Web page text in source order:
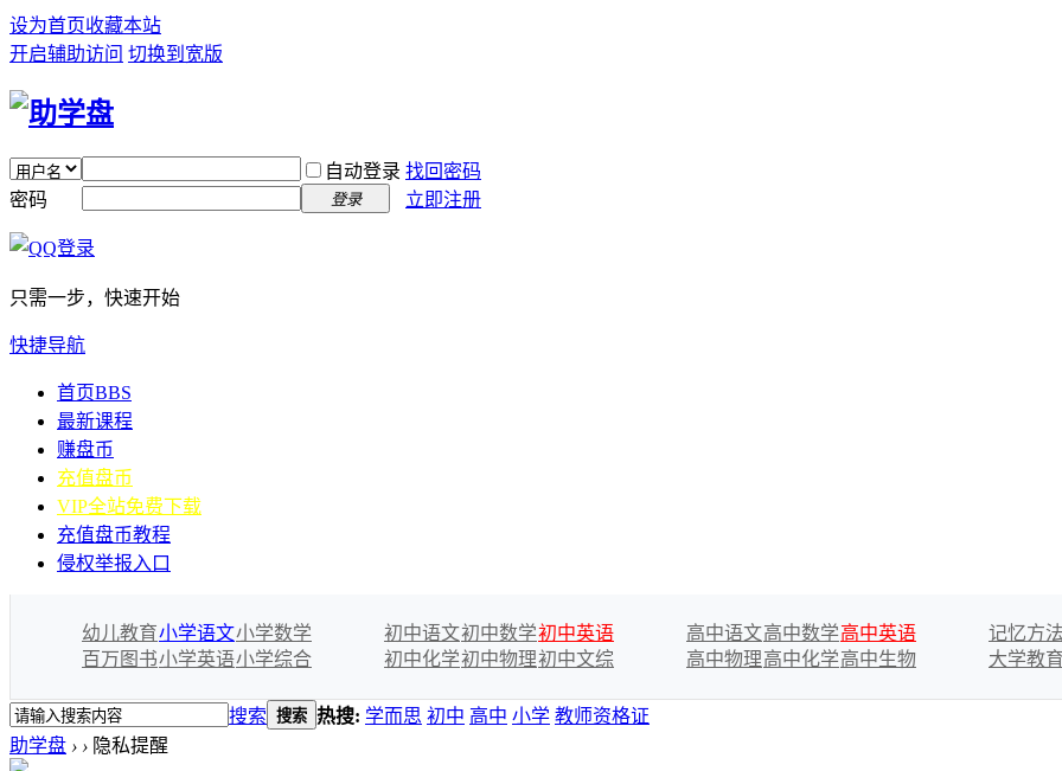
设为首页收藏本站
开启辅助访问 切换到宽版
自动登录 找回密码
密码
登录 立即注册
只需一步，快速开始
快捷导航
首页BBS
最新课程
赚盘币
充值盘币
VIP全站免费下载
充值盘币教程
侵权举报入口
幼儿教育小学语文小学数学
百万图书小学英语小学综合
初中语文初中数学初中英语
初中化学初中物理初中文综
高中语文高中数学高中英语
高中物理高中化学高中生物
记忆方法
大学教育
搜索 搜索 热搜: 学而思 初中 高中 小学 教师资格证
助学盘 › › 隐私提醒